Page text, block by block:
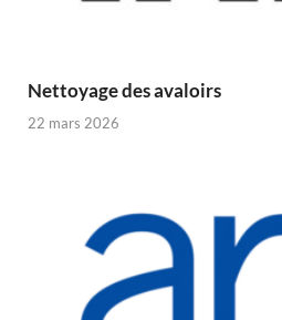
Nettoyage des avaloirs
22 mars 2026